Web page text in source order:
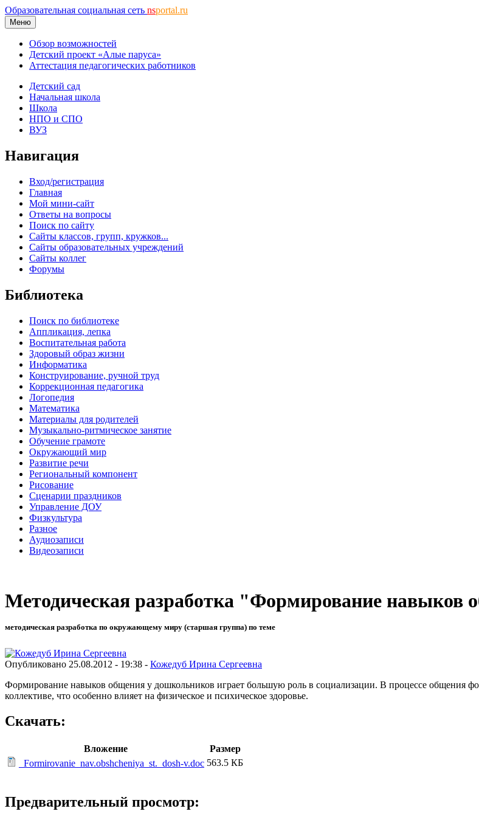
Образовательная социальная сеть nsportal.ru
Меню
Обзор возможностей
Детский проект «Алые паруса»
Аттестация педагогических работников
Детский сад
Начальная школа
Школа
НПО и СПО
ВУЗ
Навигация
Вход/регистрация
Главная
Мой мини-сайт
Ответы на вопросы
Поиск по сайту
Сайты классов, групп, кружков...
Сайты образовательных учреждений
Сайты коллег
Форумы
Библиотека
Поиск по библиотеке
Аппликация, лепка
Воспитательная работа
Здоровый образ жизни
Информатика
Конструирование, ручной труд
Коррекционная педагогика
Логопедия
Математика
Материалы для родителей
Музыкально-ритмическое занятие
Обучение грамоте
Окружающий мир
Развитие речи
Региональный компонент
Рисование
Сценарии праздников
Управление ДОУ
Физкультура
Разное
Аудиозаписи
Видеозаписи
Методическая разработка "Формирование навыков
методическая разработка по окружающему миру (старшая группа) по теме
Опубликовано 25.08.2012 - 19:38 - Кожедуб Ирина Сергеевна
Формирование навыков общения у дошкольников играет большую роль в социализации. В процессе общения
коллективе, что особенно влияет на физическое и психическое здоровье.
Скачать:
Вложение
Размер
_Formirovanie_nav.obshcheniya_st._dosh-v.doc 563.5 КБ
Предварительный просмотр: